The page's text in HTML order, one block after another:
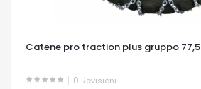
Catene pro traction plus gruppo 77,5
0 Revisioni